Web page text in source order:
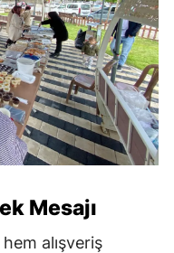
Mesajı
alışveriş